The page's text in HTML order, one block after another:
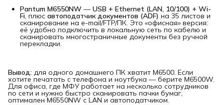
Pantum M6550NW —USB + Ethernet (LAN, 10/100) + Wi-
Fi, плюс автоподатчик документов (ADF) на 35 листов и
сканирование на e-mail/FTP/ПК. Это «офисная» версия:
её удобно подключить в локальную сеть по кабелю и
сканировать многостраничные документы без ручной
перекладки.
Вывод: для одного домашнего ПК хватит M6500. Если
хотите печатать с телефона и ноутбука — берите M6500W.
Для офиса, где МФУ работает на несколько сотрудников
по сети и нужно быстро сканировать пачки бумаг,
оптимален M6550NW с LAN и автоподатчиком.